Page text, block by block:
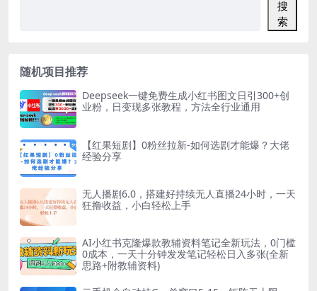
搜
索
随机项目推荐
Deepseek一键免费生成小红书图文日引300+创
业粉，日变现多张教程，方法全行业通用
【红果短剧】0粉丝拉新-如何选剧才能爆？大佬
经验分享
无人播剧6.0，搭建好持续无人直播24小时，一天
狂撸收益，小白轻松上手
AI小红书克隆爆款教辅资料笔记全新玩法，0门槛
0成本，一天十分钟发发笔记轻松日入多张(全新
思路+附教辅资料)